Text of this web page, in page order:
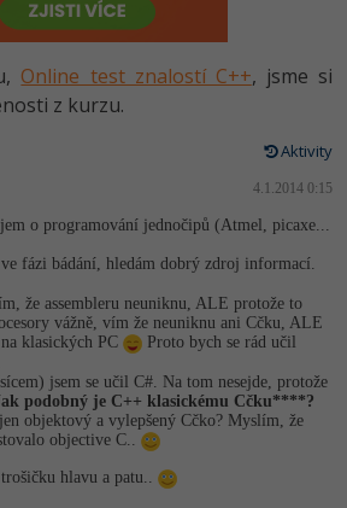
Bootstrap, SEO
vzory
vzory
aplikací
na AI a bigdata
administrátor
UI návrhář
manažer
-80%
-80%
Online test znalostí C++, jsme si
z kurzu.
Aktivity
4.1.2014 0:15
o programování jednočipů (Atmel, picaxe...
fázi bádání, hledám dobrý zdroj informací.
že assembleru neuniknu, ALE protože to
vážně, vím že neuniknu ani Cčku, ALE
klasických PC
Proto bych se rád učil
jsem se učil C#. Na tom nesejde, protože
podobný je C++ klasickému Cčku****?
objektový a vylepšený Cčko? Myslím, že
objective C..
hlavu a patu..